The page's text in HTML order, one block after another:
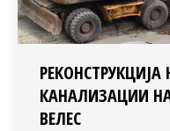
КАНАЛИЗАЦИИ
ВЕЛЕС